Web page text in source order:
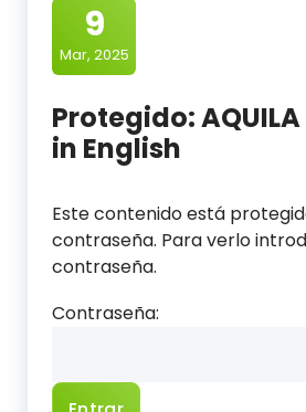
9
Mar, 2025
Protegido: AQUILA
in English
Este contenido está
contraseña. Para verlo
contraseña.
Contraseña: